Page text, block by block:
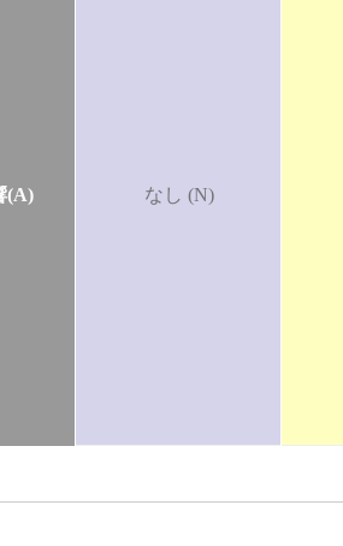
(A) なし (N)